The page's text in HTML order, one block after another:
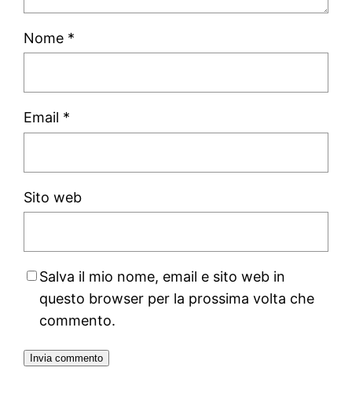
Nome *
Email *
Sito web
Salva il mio nome, email e sito web in
questo browser per la prossima volta che
commento.